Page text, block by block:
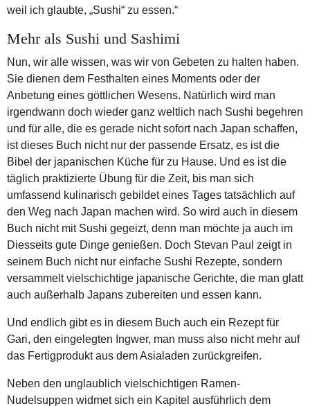
weil ich glaubte, „Sushi“ zu essen.“
Mehr als Sushi und Sashimi
Nun, wir alle wissen, was wir von Gebeten zu halten haben.
Sie dienen dem Festhalten eines Moments oder der
Anbetung eines göttlichen Wesens. Natürlich wird man
irgendwann doch wieder ganz weltlich nach Sushi begehren
und für alle, die es gerade nicht sofort nach Japan schaffen,
ist dieses Buch nicht nur der passende Ersatz, es ist die
Bibel der japanischen Küche für zu Hause. Und es ist die
täglich praktizierte Übung für die Zeit, bis man sich
umfassend kulinarisch gebildet eines Tages tatsächlich auf
den Weg nach Japan machen wird. So wird auch in diesem
Buch nicht mit Sushi gegeizt, denn man möchte ja auch im
Diesseits gute Dinge genießen. Doch Stevan Paul zeigt in
seinem Buch nicht nur einfache Sushi Rezepte, sondern
versammelt vielschichtige japanische Gerichte, die man glatt
auch außerhalb Japans zubereiten und essen kann.
Und endlich gibt es in diesem Buch auch ein Rezept für
Gari, den eingelegten Ingwer, man muss also nicht mehr auf
das Fertigprodukt aus dem Asialaden zurückgreifen.
Neben den unglaublich vielschichtigen Ramen-
Nudelsuppen widmet sich ein Kapitel ausführlich dem